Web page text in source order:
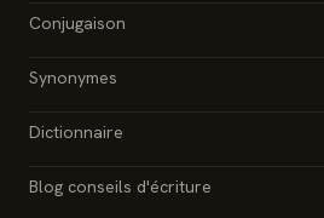
Conjugaison
Synonymes
Dictionnaire
Blog conseils d'écriture